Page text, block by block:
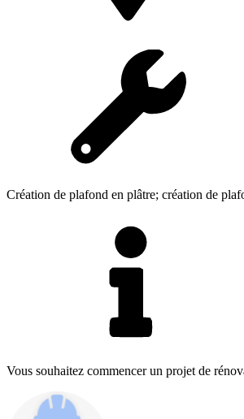
Création de plafond en plâtre; création de
Vous souhaitez commencer un projet de